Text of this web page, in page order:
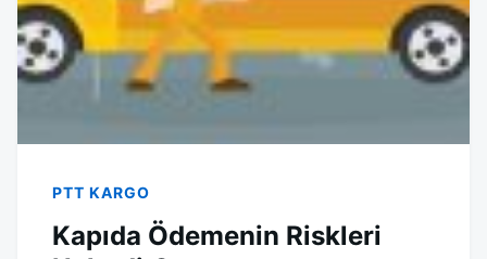
PTT KARGO
Kapıda Ödemenin Riskleri